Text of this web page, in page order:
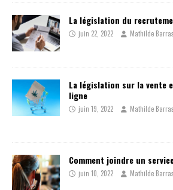
La législation du
juin 22, 2022 Mathilde Barras
La législation sur la vente
ligne
juin 19, 2022 Mathilde Barras
Comment joindre un
juin 10, 2022 Mathilde Barras